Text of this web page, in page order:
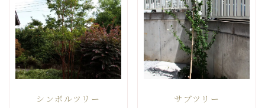
シンボルツリー サブツリー